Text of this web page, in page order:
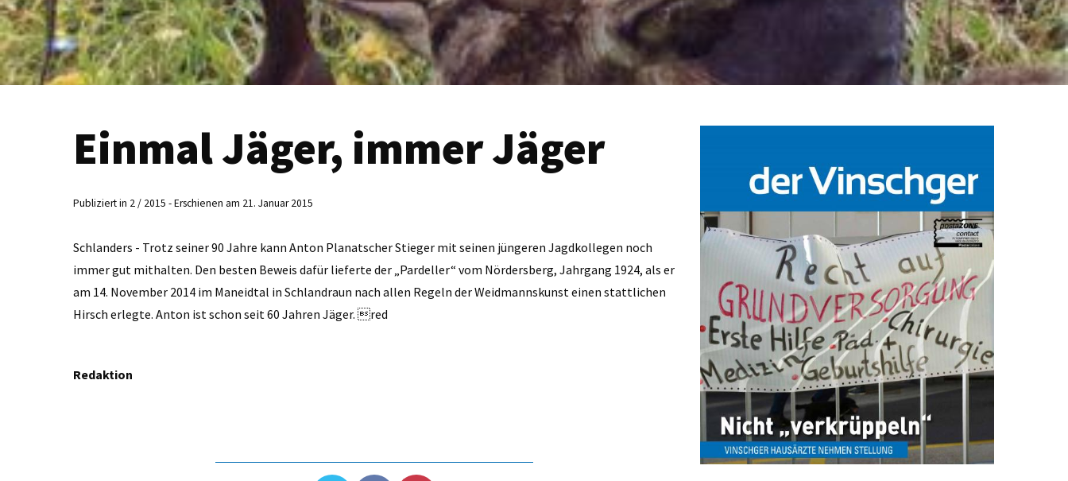
Einmal Jäger, immer Jäger
Publiziert in 2 / 2015 - Erschienen am 21. Januar 2015
Schlanders - Trotz seiner 90 Jahre kann Anton Planatscher Stieger mit seinen jüngeren Jagdkollegen noch
immer gut mithalten. Den besten Beweis dafür lieferte der „Pardeller“ vom Nördersberg, Jahrgang 1924, als er
am 14. November 2014 im Maneidtal in Schlandraun nach allen Regeln der Weidmannskunst einen stattlichen
Hirsch erlegte. Anton ist schon seit 60 Jahren Jäger. red
Redaktion